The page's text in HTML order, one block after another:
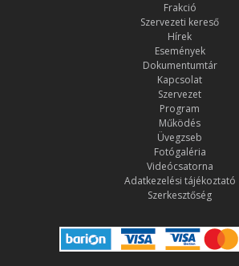
Frakció
Szervezeti kereső
Hírek
Események
Dokumentumtár
Kapcsolat
Szervezet
Program
Működés
Üvegzseb
Fotógaléria
Videócsatorna
Adatkezelési tájékoztató
Szerkesztőség